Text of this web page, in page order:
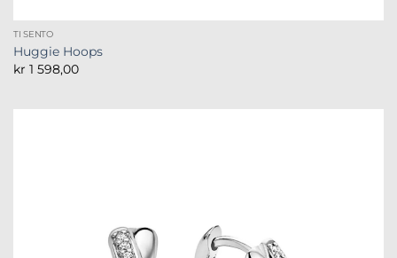
TI SENTO
Huggie Hoops
kr 1 598,00